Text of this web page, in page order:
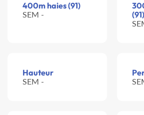
400m haies (91)
SEM -
(91)
Hauteur
SEM -